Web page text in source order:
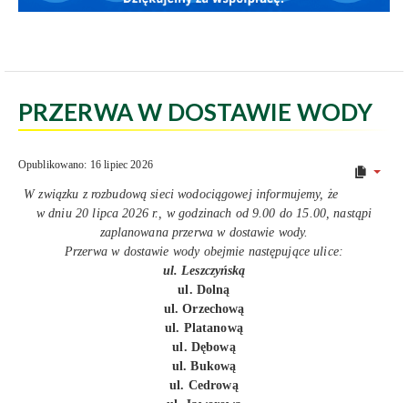
PRZERWA W DOSTAWIE WODY
Opublikowano: 16 lipiec 2026
W związku z rozbudową sieci wodociągowej informujemy, że
w dniu 20 lipca 2026 r., w godzinach od 9.00 do 15.00, nastąpi
zaplanowana przerwa w dostawie wody.
Przerwa w dostawie wody obejmie następujące ulice:
ul. Leszczyńską
ul. Dolną
ul. Orzechową
ul. Platanową
ul. Dębową
ul. Bukową
ul. Cedrową